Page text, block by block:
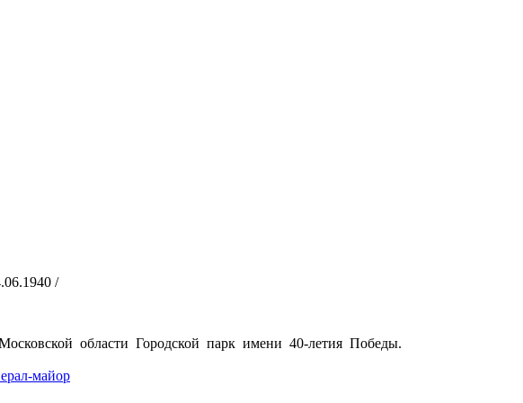
/
области Городской парк имени 40-летия Победы.
майор